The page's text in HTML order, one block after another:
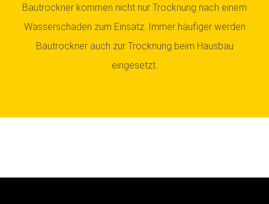
Bautrockner kommen nicht nur Trocknung nach einem
Wasserschaden zum Einsatz. Immer häufiger werden
Bautrockner auch zur Trocknung beim Hausbau
eingesetzt.